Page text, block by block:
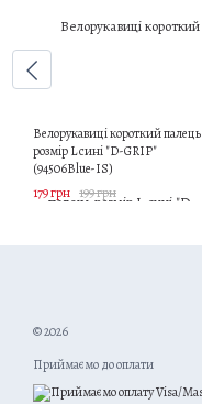
Велорукавиці короткий палець
розмір L сині "D-GRIP"
(94506Blue-IS)
179 грн 199 грн
© 2026
Приймаємо до оплати